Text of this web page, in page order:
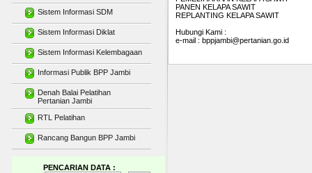
Sistem Informasi SDM
Sistem Informasi Diklat
Sistem Informasi Kelembagaan
Informasi Publik BPP Jambi
Denah Balai Pelatihan
Pertanian Jambi
RTL Pelatihan
Rancang Bangun BPP Jambi
PENCARIAN DATA :
PANEN KELAPA SAWIT
REPLANTING KELAPA SAWIT
Hubungi Kami :
e-mail : bppjambi@pertanian.go.id